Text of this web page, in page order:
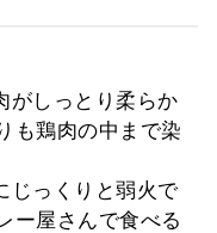
がしっとり柔らか
も鶏肉の中まで染
じっくりと弱火で
ー屋さんで食べる